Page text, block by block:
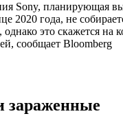
Sony, планирующая
2020 года, не
однако это скажется на
сообщает Bloomberg
зараженные